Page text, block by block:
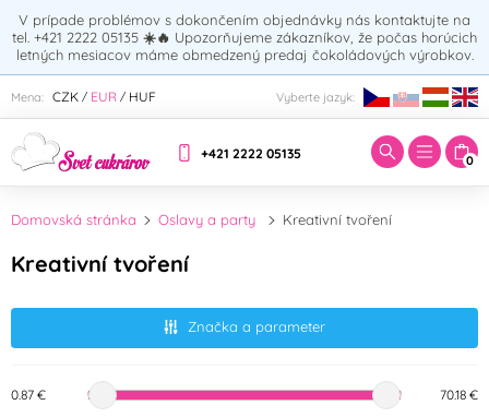
V prípade problémov s dokončením objednávky nás kontaktujte na
tel. +421 2222 05135 ☀️🔥 Upozorňujeme zákazníkov, že počas horúcich
letných mesiacov máme obmedzený predaj čokoládových výrobkov.
Mena: CZK / EUR / HUF Vyberte jazyk:
+421 2222 05135 0
Zadajte hľadaný výraz:
Domovská stránka Oslavy a party Kreativní tvoření
Kreativní tvoření
Značka a parameter
0.87 € 70.18 €